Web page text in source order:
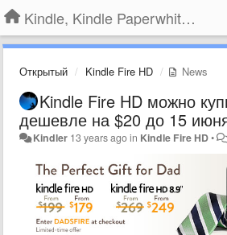
Kindle, Kindle Paperwhite, Kindle Voyage
Открытый Kindle Fire HD News
Kindle Fire HD можно
дешевле на $20 до 15
Kindler 13 years agoin Kindle Fire HD•